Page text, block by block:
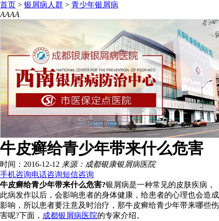
首页 > 银屑病人群 > 青少年银屑病
AAAA
牛皮癣给青少年带来什么危害
时间：2016-12-12 来源：成都银康银屑病医院
手机咨询电话咨询短信咨询
牛皮癣给青少年带来什么危害?银屑病是一种常见的皮肤疾病，
此病发作以后，会影响患者的身体健康，给患者的心理也会造成
影响，所以患者要注意及时治疗，那牛皮癣给青少年带来哪些伤
害呢?下面， 成都银屑病医院的专家介绍。